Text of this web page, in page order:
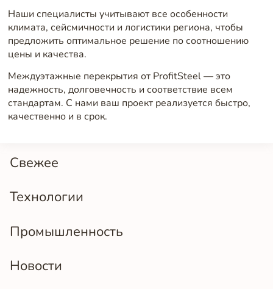
Свежее
Технологии
Промышленность
Новости
Наши специалисты учитывают все особенности
климата, сейсмичности и логистики региона, чтобы
предложить оптимальное решение по соотношению
цены и качества.
Междуэтажные перекрытия от ProfitSteel — это
надежность, долговечность и соответствие всем
стандартам. С нами ваш проект реализуется быстро,
качественно и в срок.